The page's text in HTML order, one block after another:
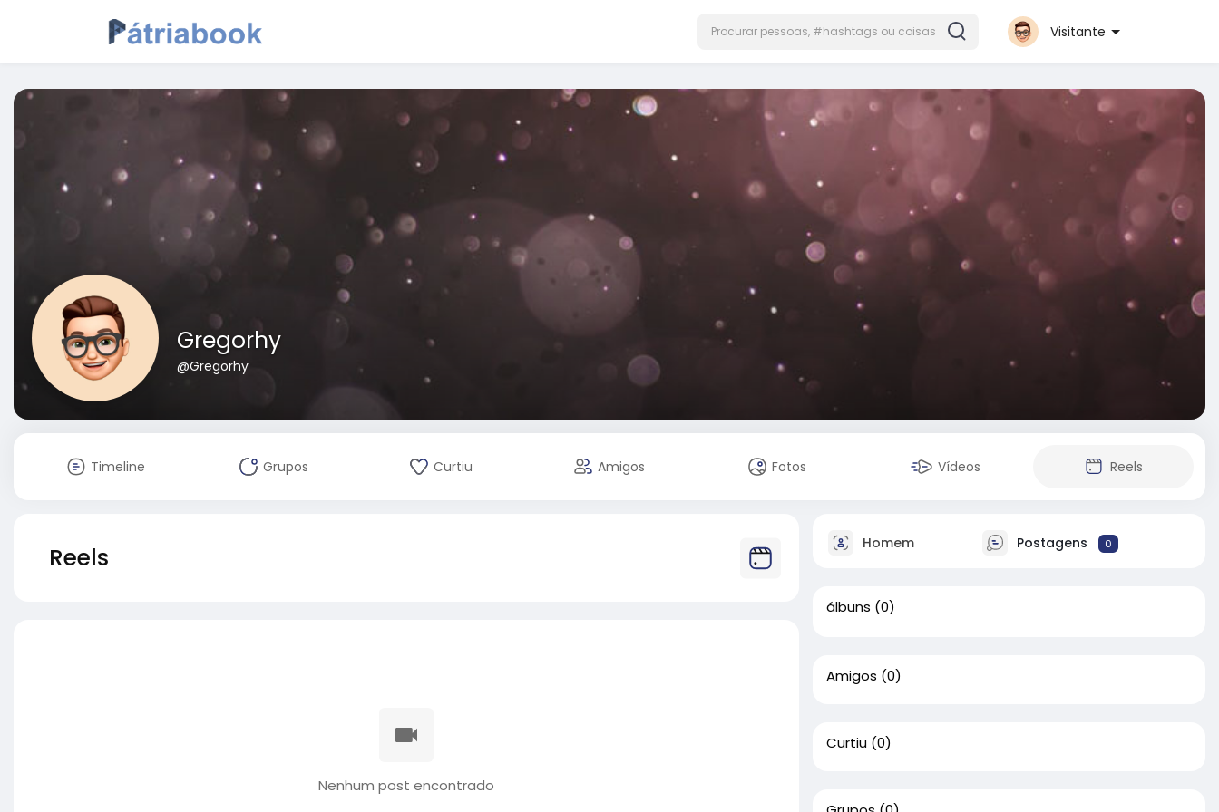
Visitante
Gregorhy
@Gregorhy
Timeline Grupos Curtiu Amigos Fotos Vídeos Reels
Reels
Nenhum post encontrado
Homem Postagens 0
álbuns (0)
Amigos (0)
Curtiu (0)